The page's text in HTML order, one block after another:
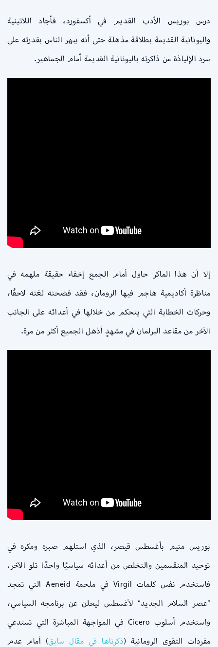
درس بوريس الأدب القديم في أكسفورد، فأجاد اللاتينية
واليونانية القديمة بطلاقة مذهلة حتى أنه يبهر الناس بقدرته على
سرد الإلياذة من ذاكرته باليونانية القديمة أمام الجماهير.
إلا أن هذا الماكر حاول أمام الجمع إخفاء حقيقة ملهمه في
مناظرة أكاديمية هاجم فيها الرومان، فقد فضحته لغته لاحقًا،
وحركات الخطابة التي يتحكم من خلالها في أعدائه على الجانب
الآخر من مقاعد البرلمان في مشهدٍ أذهل الجميع أكثر من مرة.
بوريس متيم بأغسطس قيصر، الذي استلهم صبره ومكره في
توحيد المنقسمين والتخلص من أعدائه سياسيًا واحدًا تلو الآخر.
فاستخدم نفس كلمات Virgil في ملحمة Aeneid التي تمجد
“عصر السلام الجديد” لأغسطس ليعلن عن برنامجه السياسي،
واستخدم أسلوب Cicero في المواجهة المباشرة التي تستدعي
مفردات التقوى الرومانية (ذكرناها في مقال سابق) أمام عدم